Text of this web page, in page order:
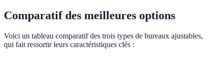
Comparatif des meilleures options
Voici un tableau comparatif des trois types de bureaux ajustables,
qui fait ressortir leurs caractéristiques clés :